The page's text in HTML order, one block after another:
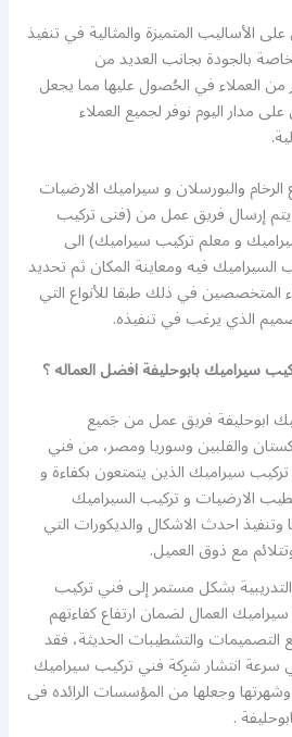
الأساليب المتميزة والمثالية في تنفيذ
بالجودة بجانب العديد من
من العملاء في الحُصول عليها مما يجعل
مدار اليوم نوفر لجميع العملاء
والبورسلان و سيراميك الارضيات
إرسال فريق عمل من (فنى تركيب
و معلم تركيب سيراميك) الى
السيراميك فيه ومعاينة المكان ثم تحديد
المتخصصين في ذلك طبقا للأنواع التي
الذي يرغب في تنفيذه.
سيراميك بابوحليفة افضل العماله ؟
ابوحليفة فريق عمل من جَميع
والفلبين وسوريا ومصر، من فني
سيراميك الذين يتمتعون بكفاءة و
الارضيات و تركيب السيراميك
وتنفيذ احدث الاشكال والديكورات التي
مع ذوق العميل.
التدريبية بشكل مستمر إلى فني تركيب
العمال لضمان ارتفاع كفاءتهم
التصميمات والتشطيبات الحديثة، فقد
سرعة انتشار شرِكة فني تركيب سيراميك
وشهرتها وجعلها من المؤسسات الرائده فى
.